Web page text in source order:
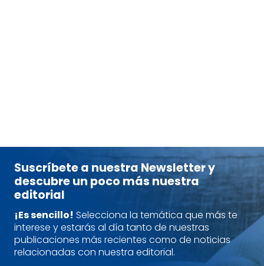
Suscríbete a nuestra Newsletter y
descubre un poco más nuestra
editorial
¡Es sencillo! Selecciona la temática que más te
interese y estarás al día tanto de nuestras
publicaciones más recientes como de noticias
relacionadas con nuestra editorial.